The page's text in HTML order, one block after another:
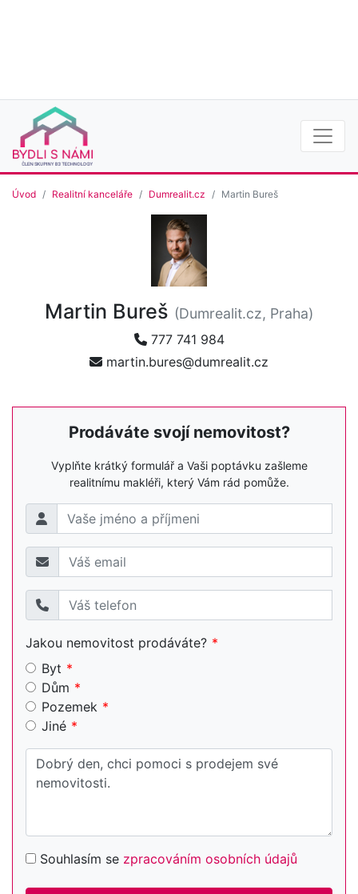
Úvod Realitní kanceláře Dumrealit.cz Martin Bureš
Martin Bureš (Dumrealit.cz, Praha)
777 741 984
martin.bures@dumrealit.cz
Prodáváte svojí nemovitost?
Vyplňte krátký formulář a Vaši poptávku zašleme
realitnímu makléři, který Vám rád pomůže.
Jakou nemovitost prodáváte?
Byt
Dům
Pozemek
Jiné
Souhlasím se zpracováním osobních údajů